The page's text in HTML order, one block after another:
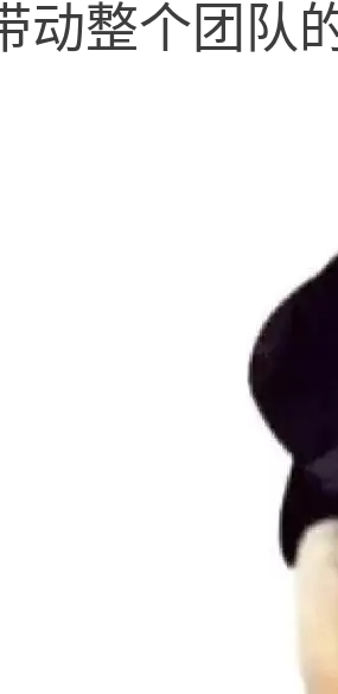
动整个团队